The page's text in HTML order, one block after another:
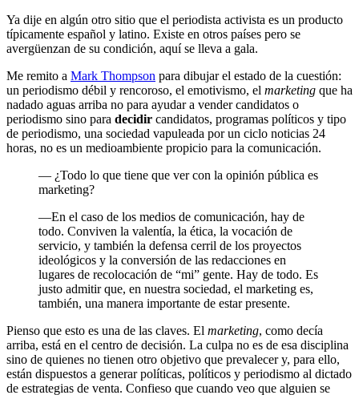
Ya dije en algún otro sitio que el periodista activista es un producto
típicamente español y latino. Existe en otros países pero se
avergüenzan de su condición, aquí se lleva a gala.
Me remito a Mark Thompson para dibujar el estado de la cuestión:
un periodismo débil y rencoroso, el emotivismo, el marketing que ha
nadado aguas arriba no para ayudar a vender candidatos o
periodismo sino para decidir candidatos, programas políticos y tipo
de periodismo, una sociedad vapuleada por un ciclo noticias 24
horas, no es un medioambiente propicio para la comunicación.
— ¿Todo lo que tiene que ver con la opinión pública es
marketing?
—En el caso de los medios de comunicación, hay de
todo. Conviven la valentía, la ética, la vocación de
servicio, y también la defensa cerril de los proyectos
ideológicos y la conversión de las redacciones en
lugares de recolocación de “mi” gente. Hay de todo. Es
justo admitir que, en nuestra sociedad, el marketing es,
también, una manera importante de estar presente.
Pienso que esto es una de las claves. El marketing, como decía
arriba, está en el centro de decisión. La culpa no es de esa disciplina
sino de quienes no tienen otro objetivo que prevalecer y, para ello,
están dispuestos a generar políticas, políticos y periodismo al dictado
de estrategias de venta. Confieso que cuando veo que alguien se